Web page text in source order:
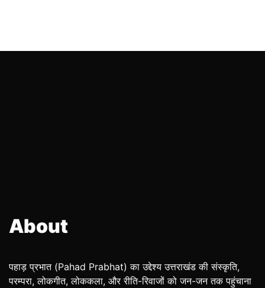
About
पहाड़ प्रभात (Pahad Prabhat) का उद्देश्य उत्तराखंड की संस्कृति,
परम्परा, लोकगीत, लोककला, और रीति-रिवाजों को जन-जन तक पहुंचाना